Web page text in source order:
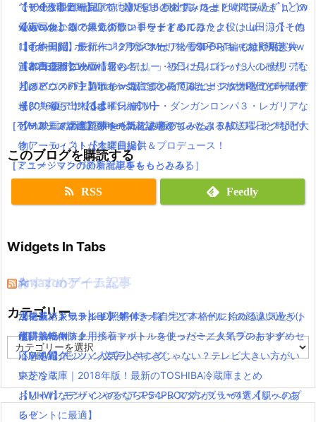
【その１】ZIP話題の「朝だよ！貝社員」をまとめてみた( ﾟдﾟ )w
wwwww
【dカード】ポインコ12月新CMはアップルペイ編で綾野剛と共
演！コラボグッツ情報も！
【パパパのパァ】ポインコ音頭の長尺ミュージックPVでロッチ登
場(｀・ω・´)!【dポイントCM】
［TV・映画の新着記事をもっとみる］
【データコピー完了待ち】FF15のダウンロード時間長過ぎ！どの
くらいかかる？早くダウンロードするには？
【予約開始】最新作『グランツーリスモSPORT』もはや現実ww
首都高走れるwww
【メビウスFF】Windows版でプレイ可能に！スマホとのゲームデ
ータ共有も出来るよ！
［ゲーム・スマホアプリの新着記事をもっとみる］
´)！【火曜日編】
【実写化】鋼の錬金術師エドワードエルリック役は山田涼介！他
にも本田翼、ディーン・フジオカ、松雪泰子らキャスト決定！
【本日公開】映画「君の名は。」初日に見に行った人の感想・評
判は？
【2016夏アニソン】バッテリー・ダンガンロンパ３・レガリアな
どのアニメの主題歌を一気にまとめてみたよ！放送曜日と時間付
き(｀・ω・´)！【木曜日編】
［アニメ・マンガの新着記事をもっとみる］
で100万再生！ついでにMVをまとめてみたよ！
最近ニコニコで人気の歌い手をまとめてみたよ(｀・ω・´)【その
1】
【2016夏アニソン】バッテリー・ダンガンロンパ３・レガリアな
どのアニメの主題歌を一気にまとめてみたよ！放送曜日と時間付
き(｀・ω・´)！【木曜日編】
【Mステで話題】Aimer(エメ)の新アルバム！RAD,ワンオクなど大
物アーティストが全楽曲提供＆プロデュース！
［ミュージックの新着記事をもっとみる］
このブログを購読する
RSS Feedly
Widgets In Tabs
おすすめゲーム記事
【モンハンワールド】キャラメイクとフィールドの顔違い過ぎ(;
´Д｀)www
【MHW】モンハン文字小さすぎじゃない？テレビ大きい方がい
いかな？
【MHW】モンハンやるならPS4PROの方がいいの？メリットあ
る？
Amazonアイテム
水耕栽培キット|LED照明付き！自宅で本格的に始める人気セット
水耕栽培キット｜ペットボトルを使ったミニタイプのおすすめセ
ットを紹介
東芝冷蔵庫｜2018年版！最新のTOSHIBA冷蔵庫まとめ
おしゃれなデザインのペアステンレスタンブラー4選【親へのプ
レゼントに最適】
☆
ニンテンドースイッチ 本体 一覧
使い捨てマスク
☆
消化器／人気ランキング
耐震・転倒防止用接着マット・ストッパー／人気ランキング
応急処置グッツ／人気ランキング
☆
カテゴリー
テ
リ
ー